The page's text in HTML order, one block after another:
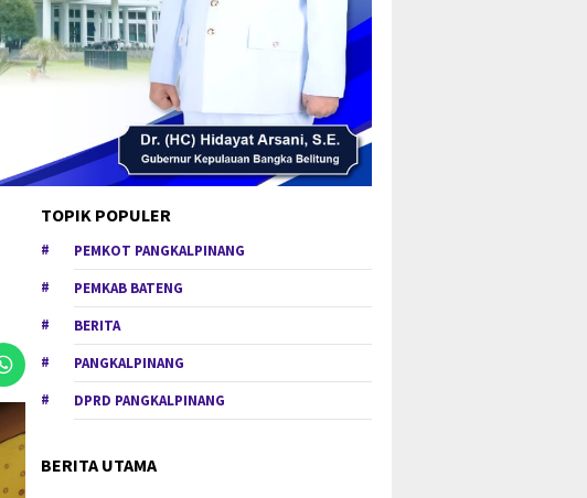
TOPIK POPULER
PEMKOT PANGKALPINANG
PEMKAB BATENG
BERITA
PANGKALPINANG
DPRD PANGKALPINANG
BERITA UTAMA